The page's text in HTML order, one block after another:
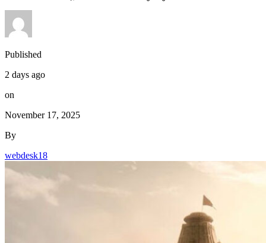
Published
2 days ago
on
By
webdesk18